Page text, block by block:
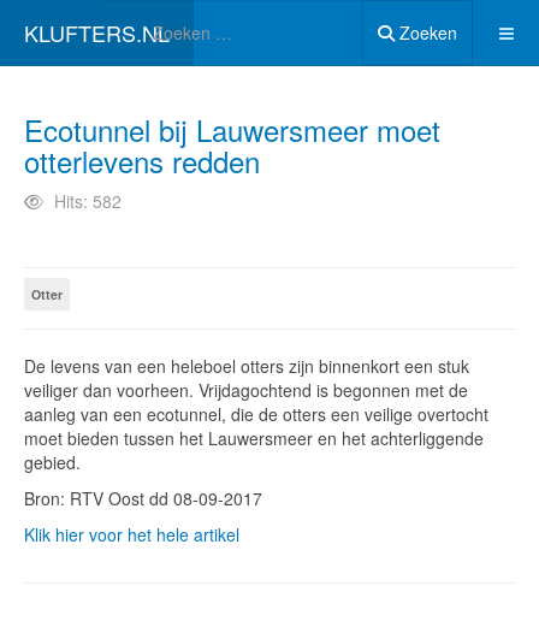
KLUFTERS.NL Zoeken
Ecotunnel bij Lauwersmeer moet
otterlevens redden
Hits: 582
Otter
De levens van een heleboel otters zijn binnenkort een stuk
veiliger dan voorheen. Vrijdagochtend is begonnen met de
aanleg van een ecotunnel, die de otters een veilige overtocht
moet bieden tussen het Lauwersmeer en het achterliggende
gebied.
Bron: RTV Oost dd 08-09-2017
Klik hier voor het hele artikel